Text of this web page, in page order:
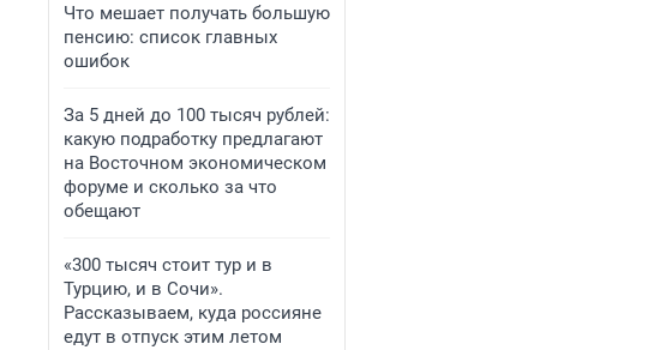
Что мешает получать большую
пенсию: список главных
ошибок
За 5 дней до 100 тысяч рублей:
какую подработку предлагают
на Восточном экономическом
форуме и сколько за что
обещают
«300 тысяч стоит тур и в
Турцию, и в Сочи».
Рассказываем, куда россияне
едут в отпуск этим летом